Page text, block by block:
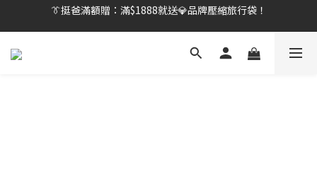
👔挺爸行動：全館襪款【最低$149起】✨立即下單！
【刷卡/電子支付限定】下單送✨WARX品牌質感杯袋！
👔挺爸行動：全館襪款【最低$149起】✨立即下單！